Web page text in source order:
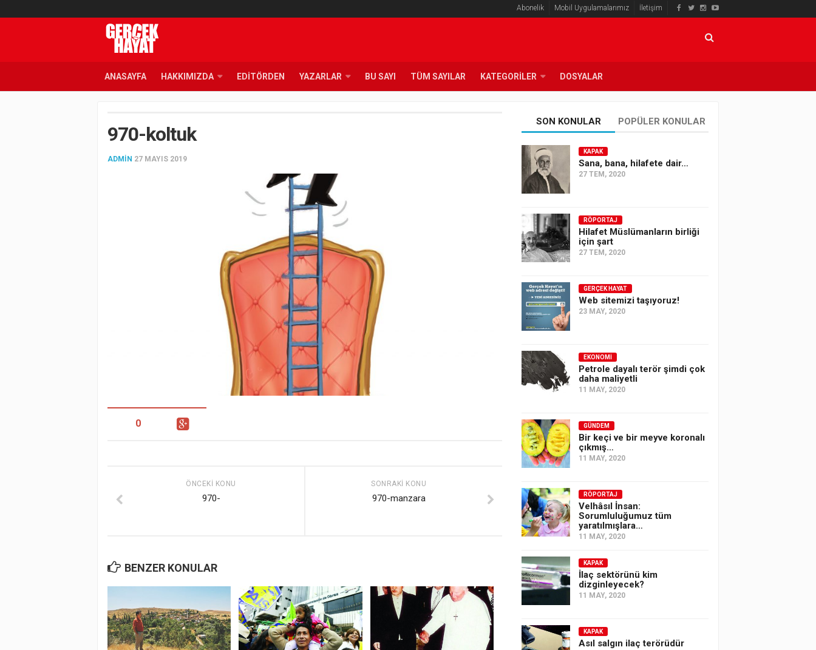
Abonelik Mobil Uygulamalarımız İletişim
ANASAYFA HAKKIMIZDA EDITÖRDEN YAZARLAR BU SAYI TÜM SAYILAR KATEGORILER DOSYALAR
970-koltuk
ADMIN 27 MAYIS 2019
0
SONRAKI KONU
970-manzara
ÖNCEKI KONU
970-
BENZER KONULAR
SON KONULAR POPÜLER KONULAR
KAPAK
Sana, bana, hilafete dair…
27 TEM, 2020
RÖPORTAJ
Hilafet Müslümanların birliği
için şart
27 TEM, 2020
GERÇEK HAYAT
Web sitemizi taşıyoruz!
23 MAY, 2020
EKONOMI
Petrole dayalı terör şimdi çok
daha maliyetli
11 MAY, 2020
GÜNDEM
Bir keçi ve bir meyve koronalı
çıkmış…
11 MAY, 2020
RÖPORTAJ
Velhâsıl İnsan:
Sorumluluğumuz tüm
yaratılmışlara…
11 MAY, 2020
KAPAK
İlaç sektörünü kim
dizginleyecek?
11 MAY, 2020
KAPAK
Asıl salgın ilaç terörüdür